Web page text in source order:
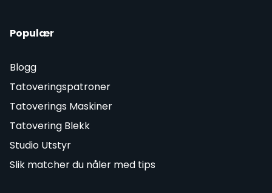
Populær
Blogg
Tatoveringspatroner
Tatoverings Maskiner
Tatovering Blekk
Studio Utstyr
Slik matcher du nåler med tips